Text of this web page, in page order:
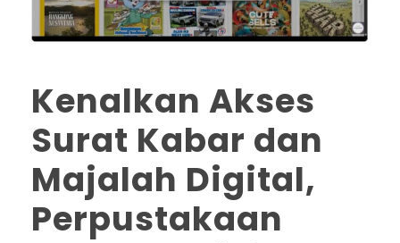
Kenalkan Akses
Surat Kabar dan
Majalah Digital,
Perpustakaan